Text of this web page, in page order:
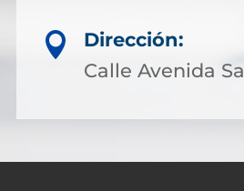

Dirección:
Calle Avenida